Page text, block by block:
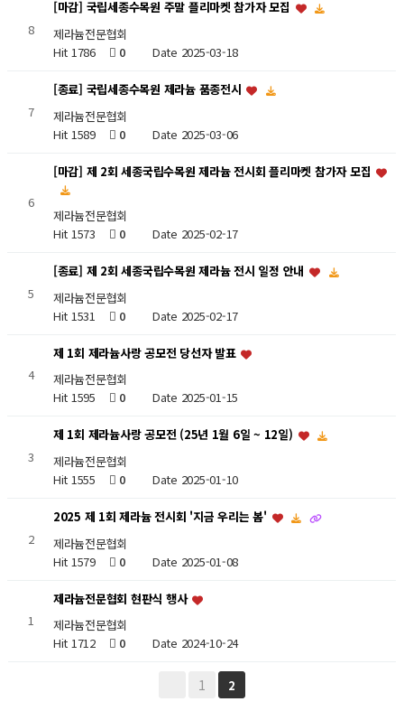
8
[마감] 국립세종수목원 주말 플리마켓 참가자 모집
제라늄전문협회
Hit 1786
0 Date 2025-03-18
7
[종료] 국립세종수목원 제라늄 품종전시
제라늄전문협회
Hit 1589
0 Date 2025-03-06
6
[마감] 제 2회 세종국립수목원 제라늄 전시회 플리마켓 참가자 모집
제라늄전문협회
Hit 1573
0 Date 2025-02-17
5
[종료] 제 2회 세종국립수목원 제라늄 전시 일정 안내
제라늄전문협회
Hit 1531
0 Date 2025-02-17
4
제 1회 제라늄사랑 공모전 당선자 발표
제라늄전문협회
Hit 1595
0 Date 2025-01-15
3
제 1회 제라늄사랑 공모전 (25년 1월 6일 ~ 12일)
제라늄전문협회
Hit 1555
0 Date 2025-01-10
2
2025 제 1회 제라늄 전시회 '지금 우리는 봄'
제라늄전문협회
Hit 1579
0 Date 2025-01-08
1
제라늄전문협회 현판식 행사
제라늄전문협회
Hit 1712
0 Date 2024-10-24
1 2